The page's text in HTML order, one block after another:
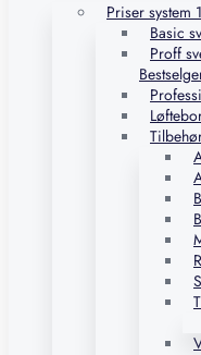
Priser system
Basic
Proff